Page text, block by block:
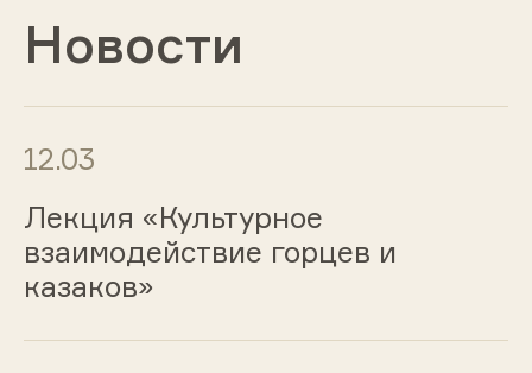
Новости
12.03
Лекция «Культурное
взаимодействие горцев и
казаков»